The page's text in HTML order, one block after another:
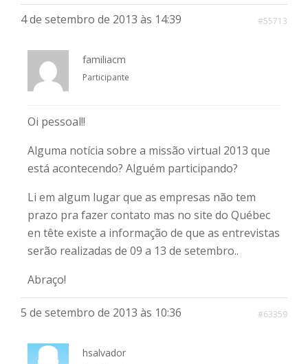
4 de setembro de 2013 às 14:39 #55713
familiacm
Participante
Oi pessoal!!
Alguma notícia sobre a missão virtual 2013 que
está acontecendo? Alguém participando?
Li em algum lugar que as empresas não tem
prazo pra fazer contato mas no site do Québec
en tête existe a informação de que as entrevistas
serão realizadas de 09 a 13 de setembro..
Abraço!
5 de setembro de 2013 às 10:36 #63359
hsalvador